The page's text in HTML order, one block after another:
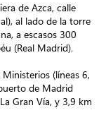
de Azca, calle
al lado de la torre
a escasos 300
(Real Madrid).
(líneas 6,
de Madrid
Gran Vía, y 3,9 km